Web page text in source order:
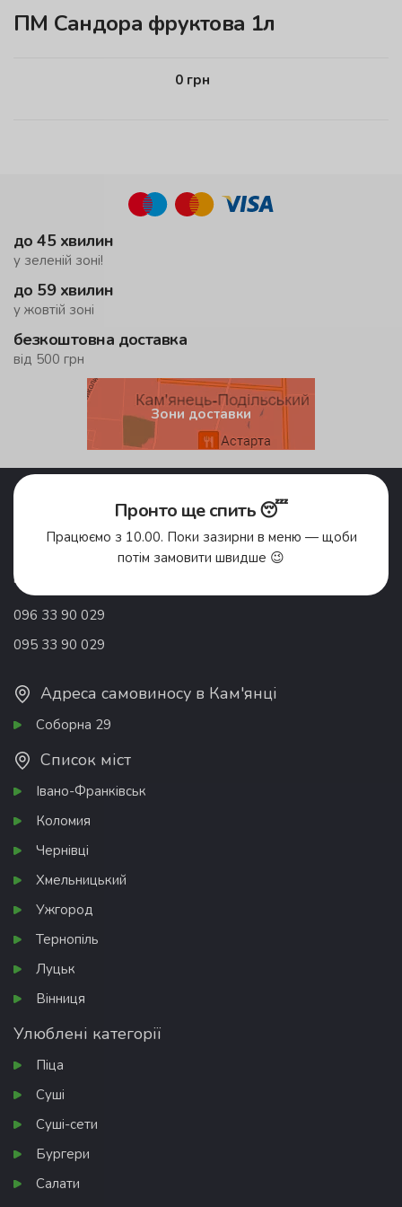
ПМ Сандора фруктова 1л
0грн
до 45 хвилин
у зеленій зоні!
до 59 хвилин
у жовтій зоні
безкоштовна доставка
від 500 грн
Зони доставки
Акції
Відгуки
Про компанію
Франшиза
Контакти
Донати
096 33 90 029
095 33 90 029
Адреса самовиносу в Кам'янці
Соборна 29
Список міст
Івано-Франківськ
Коломия
Чернівці
Хмельницький
Ужгород
Тернопіль
Луцьк
Вінниця
Улюблені категорії
Піца
Суші
Суші-сети
Бургери
Салати
Пронто ще спить 😴
Працюємо з 10.00. Поки зазирни в меню — щоби
потім замовити швидше 😉